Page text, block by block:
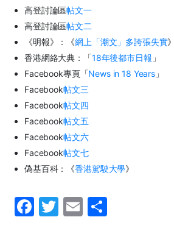
高登討論區帖文一
高登討論區帖文二
《明報》：《網上「潮文」多誇張失實》
香港網絡大典：「18年後都市日報 」
Facebook專頁「News in 18 Years」
Facebook帖文三
Facebook帖文四
Facebook帖文五
Facebook帖文六
Facebook帖文七
偽基百科：《香港駕駛大學》
F
T
E